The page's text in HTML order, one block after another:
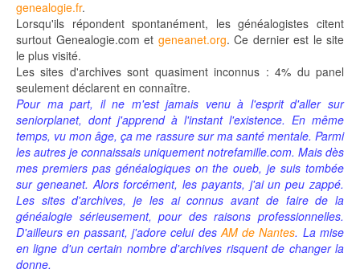
genealogie.fr.
Lorsqu'ils répondent spontanément, les généalogistes citent
surtout Genealogie.com et geneanet.org. Ce dernier est le site
le plus visité.
Les sites d'archives sont quasiment inconnus : 4% du panel
seulement déclarent en connaître.
Pour ma part, il ne m'est jamais venu à l'esprit d'aller sur
seniorplanet, dont j'apprend à l'instant l'existence. En même
temps, vu mon âge, ça me rassure sur ma santé mentale. Parmi
les autres je connaissais uniquement notrefamille.com. Mais dès
mes premiers pas généalogiques on the oueb, je suis tombée
sur geneanet. Alors forcément, les payants, j'ai un peu zappé.
Les sites d'archives, je les ai connus avant de faire de la
généalogie sérieusement, pour des raisons professionnelles.
D'ailleurs en passant, j'adore celui desAM de Nantes. La mise
en ligne d'un certain nombre d'archives risquent de changer la
donne.